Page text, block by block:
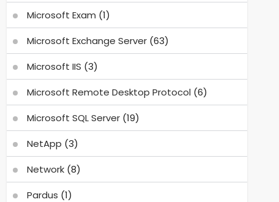
Microsoft Exam (1)
Microsoft Exchange Server(63)
Microsoft IIS (3)
Microsoft Remote Desktop Protocol (6)
Microsoft SQL Server(19)
NetApp (3)
Network(8)
Pardus (1)